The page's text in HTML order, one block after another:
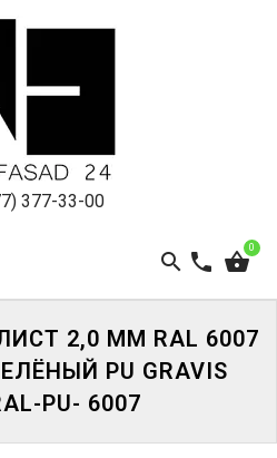
377-33-00
0
2,0 ММ RAL 6007
PU GRAVIS
PU- 6007